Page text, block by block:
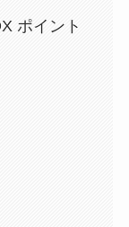
ポイント